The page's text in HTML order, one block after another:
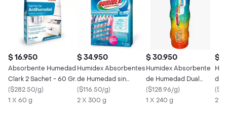
$ 16.950
Absorbente Humedad
Clark 2 Sachet - 60 Gr.
($282.50/g)
1 X 60 g
$ 34.950
Humidex Absorbentes
de Humedad sin
Aroma
($116.50/g)
2 X 300 g
$ 30.950
Humidex Absorbente
de Humedad Dual
de240 g
($128.96/g)
1 X 240 g
$
de
(
2 X